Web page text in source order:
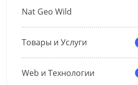
Nat Geo Wild
Товары и Услуги
Web и Технологии